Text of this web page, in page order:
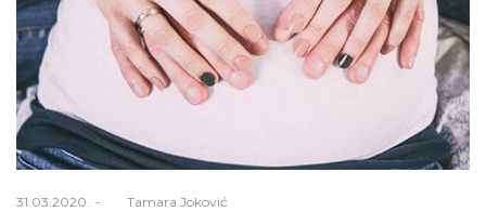
Posted
31.03.2020. OdTamara Joković